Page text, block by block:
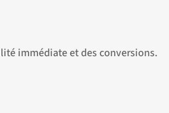
immédiate et des conversions.